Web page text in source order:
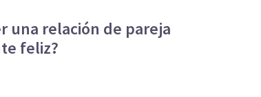
una relación de pareja
feliz?